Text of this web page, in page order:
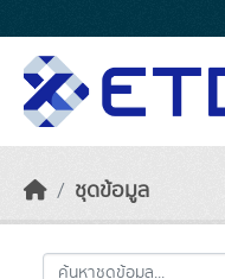
ชุดข้อมูล